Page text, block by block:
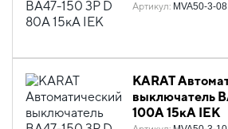
Артикул: MVA50-3-
KARAT
выключатель
100А 15кА IEK